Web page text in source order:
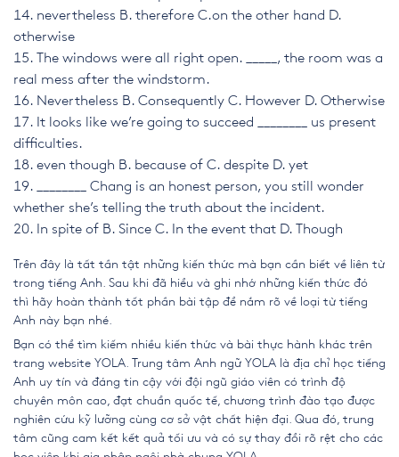
nevertheless B. therefore C.on the other hand D.
otherwise
The windows were all right open. _____, the room was a
real mess after the windstorm.
Nevertheless B. Consequently C. However D. Otherwise
It looks like we’re going to succeed ________ us present
difficulties.
even though B. because of C. despite D. yet
________ Chang is an honest person, you still wonder
whether she’s telling the truth about the incident.
In spite of B. Since C. In the event that D. Though
Trên đây là tất tần tật những kiến thức mà bạn cần biết về liên từ
trong tiếng Anh. Sau khi đã hiểu và ghi nhớ những kiến thức đó
thì hãy hoàn thành tốt phần bài tập để nắm rõ về loại từ tiếng
Anh này bạn nhé.
Bạn có thể tìm kiếm nhiều kiến thức và bài thực hành khác trên
trang website YOLA . Trung tâm Anh ngữ YOLA là địa chỉ học tiếng
Anh uy tín và đáng tin cậy với đội ngũ giáo viên có trình độ
chuyên môn cao, đạt chuẩn quốc tế, chương trình đào tạo được
nghiên cứu kỹ lưỡng cùng cơ sở vật chất hiện đại. Qua đó, trung
tâm cũng cam kết kết quả tối ưu và có sự thay đổi rõ rệt cho các